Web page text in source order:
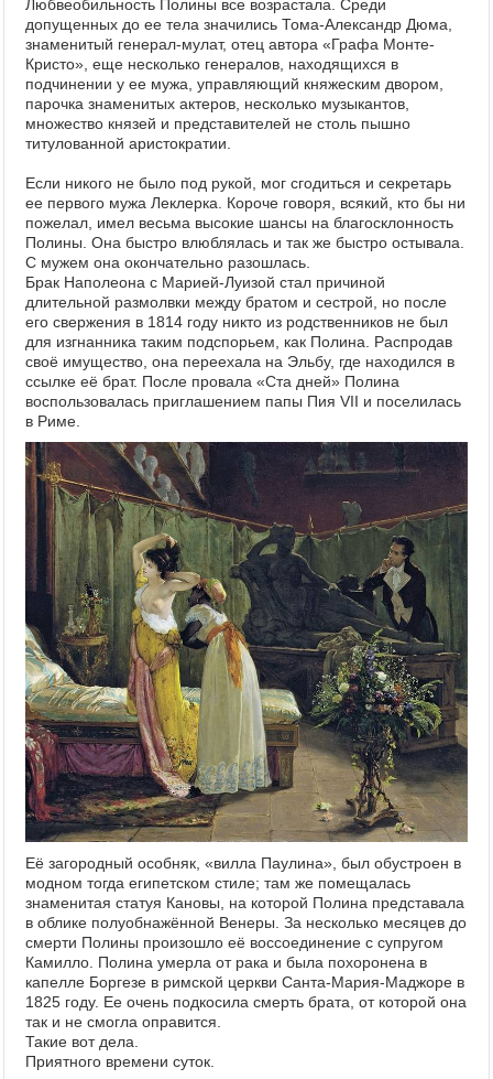
Любвеобильность Полины все возрастала. Среди
допущенных до ее тела значились Тома-Александр Дюма,
знаменитый генерал-мулат, отец автора «Графа Монте-
Кристо», еще несколько генералов, находящихся в
подчинении у ее мужа, управляющий княжеским двором,
парочка знаменитых актеров, несколько музыкантов,
множество князей и представителей не столь пышно
титулованной аристократии.
Если никого не было под рукой, мог сгодиться и секретарь
ее первого мужа Леклерка. Короче говоря, всякий, кто бы ни
пожелал, имел весьма высокие шансы на благосклонность
Полины. Она быстро влюблялась и так же быстро остывала.
С мужем она окончательно разошлась.
Брак Наполеона с Марией-Луизой стал причиной
длительной размолвки между братом и сестрой, но после
его свержения в 1814 году никто из родственников не был
для изгнанника таким подспорьем, как Полина. Распродав
своё имущество, она переехала на Эльбу, где находился в
ссылке её брат. После провала «Ста дней» Полина
воспользовалась приглашением папы Пия VII и поселилась
в Риме.
Её загородный особняк, «вилла Паулина», был обустроен в
модном тогда египетском стиле; там же помещалась
знаменитая статуя Кановы, на которой Полина представала
в облике полуобнажённой Венеры. За несколько месяцев до
смерти Полины произошло её воссоединение с супругом
Камилло. Полина умерла от рака и была похоронена в
капелле Боргезе в римской церкви Санта-Мария-Маджоре в
1825 году. Ее очень подкосила смерть брата, от которой она
так и не смогла оправится.
Такие вот дела.
Приятного времени суток.